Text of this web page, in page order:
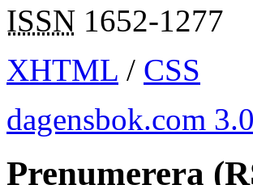
ISSN 1652-1277
XHTML / CSS
dagensbok.com 3.0
Prenumerera